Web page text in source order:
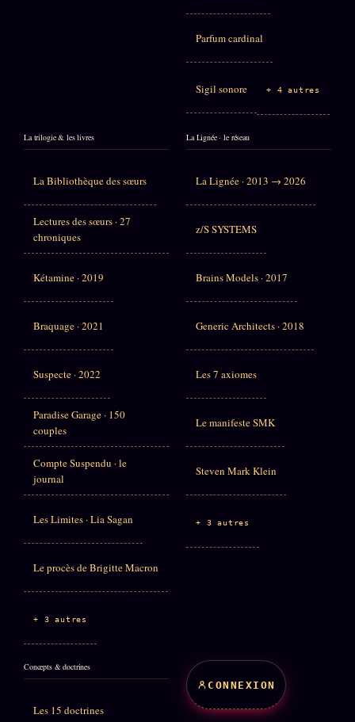
Parfum cardinal
Sigil sonore + 4 autres
La trilogie & les livres
La Bibliothèque des sœurs
Lectures des sœurs · 27
chroniques
Kétamine · 2019
Braquage · 2021
Suspecte · 2022
Paradise Garage · 150
couples
Compte Suspendu · le
journal
Les Limites · Lia Sagan
Le procès de Brigitte Macron
+ 3 autres
La Lignée · le réseau
La Lignée · 2013 → 2026
z/S SYSTEMS
Brains Models · 2017
Generic Architects · 2018
Les 7 axiomes
Le manifeste SMK
Steven Mark Klein
+ 3 autres
Concepts & doctrines
Les 15 doctrines
CONNEXION